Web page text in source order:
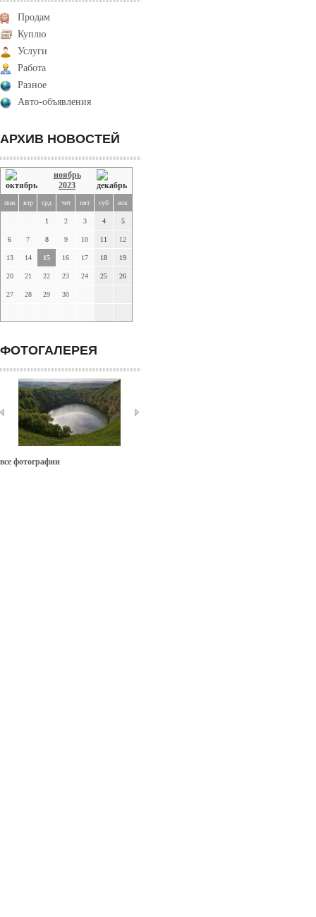
Продам
Куплю
Услуги
Работа
Разное
Авто-объявления
АРХИВ НОВОСТЕЙ
ноябрь
2023
пон втр срд чет пят суб вск
1 2 3 4 5
6 7 8 9 10 11 12
13 14 15 16 17 18 19
20 21 22 23 24 25 26
27 28 29 30
ФОТОГАЛЕРЕЯ
все фотографии